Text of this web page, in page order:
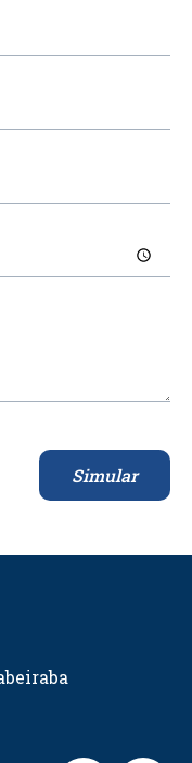
Simular